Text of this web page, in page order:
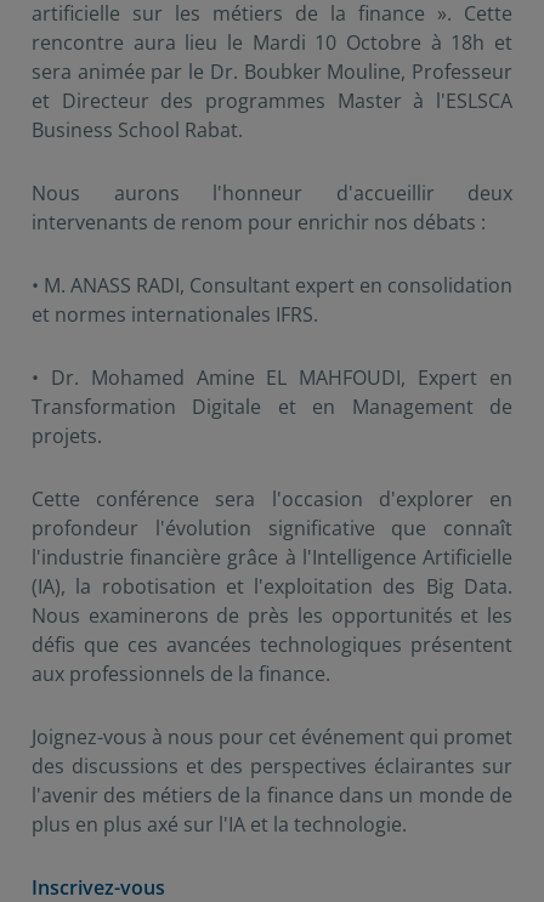
artificielle sur les métiers de la finance ». Cette
rencontre aura lieu le Mardi 10 Octobre à 18h et
sera animée par le Dr. Boubker Mouline, Professeur
et Directeur des programmes Master à l'ESLSCA
Business School Rabat.
Nous aurons l'honneur d'accueillir deux
intervenants de renom pour enrichir nos débats :
• M. ANASS RADI, Consultant expert en consolidation
et normes internationales IFRS.
• Dr. Mohamed Amine EL MAHFOUDI, Expert en
Transformation Digitale et en Management de
projets.
Cette conférence sera l'occasion d'explorer en
profondeur l'évolution significative que connaît
l'industrie financière grâce à l'Intelligence Artificielle
(IA), la robotisation et l'exploitation des Big Data.
Nous examinerons de près les opportunités et les
défis que ces avancées technologiques présentent
aux professionnels de la finance.
Joignez-vous à nous pour cet événement qui promet
des discussions et des perspectives éclairantes sur
l'avenir des métiers de la finance dans un monde de
plus en plus axé sur l'IA et la technologie.
Inscrivez-vous